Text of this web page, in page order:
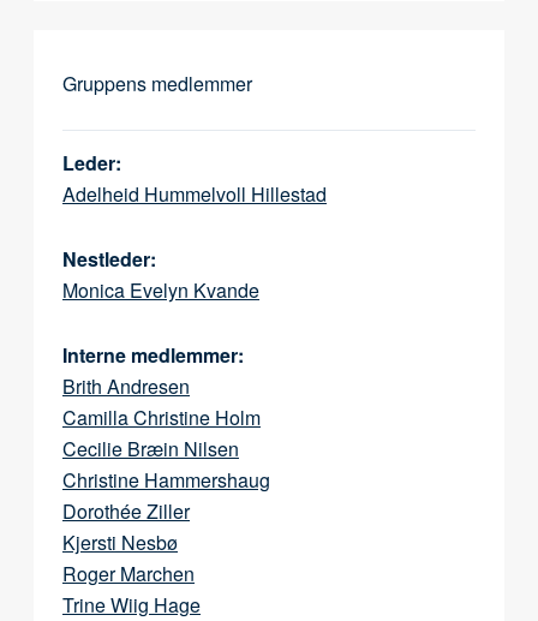
Gruppens medlemmer
Leder:
Adelheid Hummelvoll Hillestad
Nestleder:
Monica Evelyn Kvande
Interne medlemmer:
Brith Andresen
Camilla Christine Holm
Cecilie Bræin Nilsen
Christine Hammershaug
Dorothée Ziller
Kjersti Nesbø
Roger Marchen
Trine Wiig Hage